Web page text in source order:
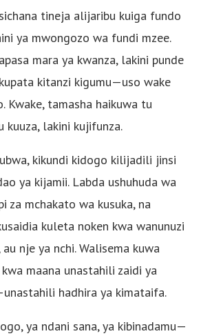
tineja alijaribu kuiga fundo
ya mwongozo wa fundi mzee.
mara ya kwanza, lakini punde
kitanzi kigumu—uso wake
Kwake, tamasha haikuwa tu
kuuza, lakini kujifunza.
kikundi kidogo kilijadili jinsi
ya kijamii. Labda ushuhuda wa
za mchakato wa kusuka, na
kuleta noken kwa wanunuzi
nje ya nchi. Walisema kuwa
maana unastahili zaidi ya
hadhira ya kimataifa.
ya ndani sana, ya kibinadamu—